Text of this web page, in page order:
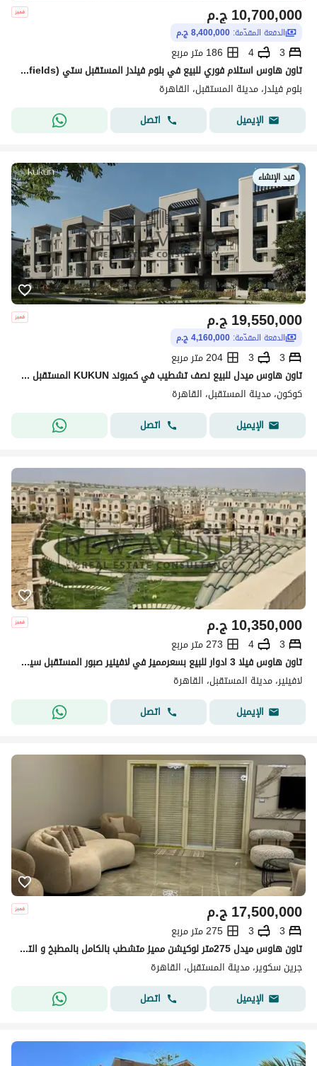
ج.م10,700,000
الدفعة المقدّمة: 8,400,000 ج.م
3
4
186 متر مربع
تاون هاوس استلام فوري للبيع في بلوم فيلدز المستقبل ستي (Bloomfields)
بلوم فيلدز، مدينة المستقبل، القاهرة
الإيميل
اتصل
قيد الإنشاء
ج.م19,550,000
الدفعة المقدّمة: 4,160,000 ج.م
3
3
204 متر مربع
تاون هاوس ميدل للبيع نصف تشطيب في كمبوند KUKUN المستقبل سيتي بموقع مميز بأقل مقدم وأطول فترة سداد فرصة ممتازة للسكن والاستثمار
كوكون، مدينة المستقبل، القاهرة
الإيميل
اتصل
ج.م10,350,000
3
4
273 متر مربع
تاون هاوس فيلا 3 ادوار للبيع بسعرمميز في لافينير صبور المستقبل سيتي بسعرمغري LAvenir Sabbour
لافينير، مدينة المستقبل، القاهرة
الإيميل
اتصل
ج.م17,500,000
3
3
275 متر مربع
تاون هاوس ميدل 275متر لوكيشن مميز متشطب بالكامل بالمطبخ و التكيفات جاهزه للاستلام جرين سكوير مستقبل سيتي green square
جرين سكوير، مدينة المستقبل، القاهرة
الإيميل
اتصل